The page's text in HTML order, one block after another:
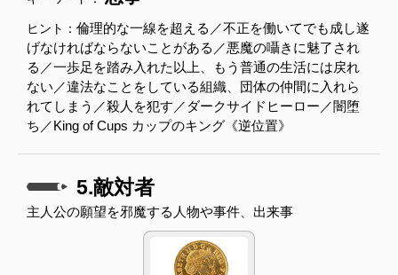
ヒント： 倫理的な一線を超える／不正を働いてでも成し遂
げなければならないことがある／悪魔の囁きに魅了され
る／一歩足を踏み入れた以上、もう普通の生活には戻れ
ない／違法なことをしている組織、団体の仲間に入れら
れてしまう／殺人を犯す／ダークサイドヒーロー／闇堕
ち／King of Cups カップのキング《逆位置》
5.敵対者
主人公の願望を邪魔する人物や事件、出来事